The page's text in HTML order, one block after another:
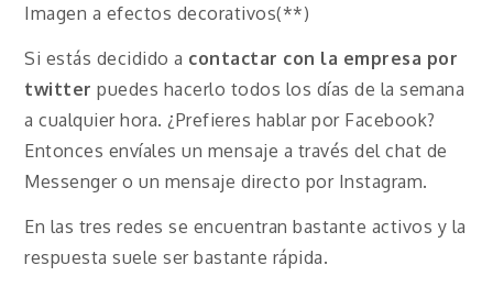
Imagen a efectos decorativos(**)
Si estás decidido a contactar con la empresa por
twitter puedes hacerlo todos los días de la semana
a cualquier hora. ¿Prefieres hablar por Facebook?
Entonces envíales un mensaje a través del chat de
Messenger o un mensaje directo por Instagram.
En las tres redes se encuentran bastante activos y la
respuesta suele ser bastante rápida.